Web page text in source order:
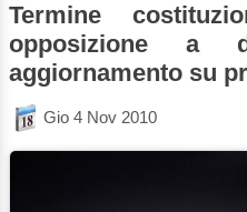
Termine
opposizione a
aggiornamento su
Gio 4 Nov 2010